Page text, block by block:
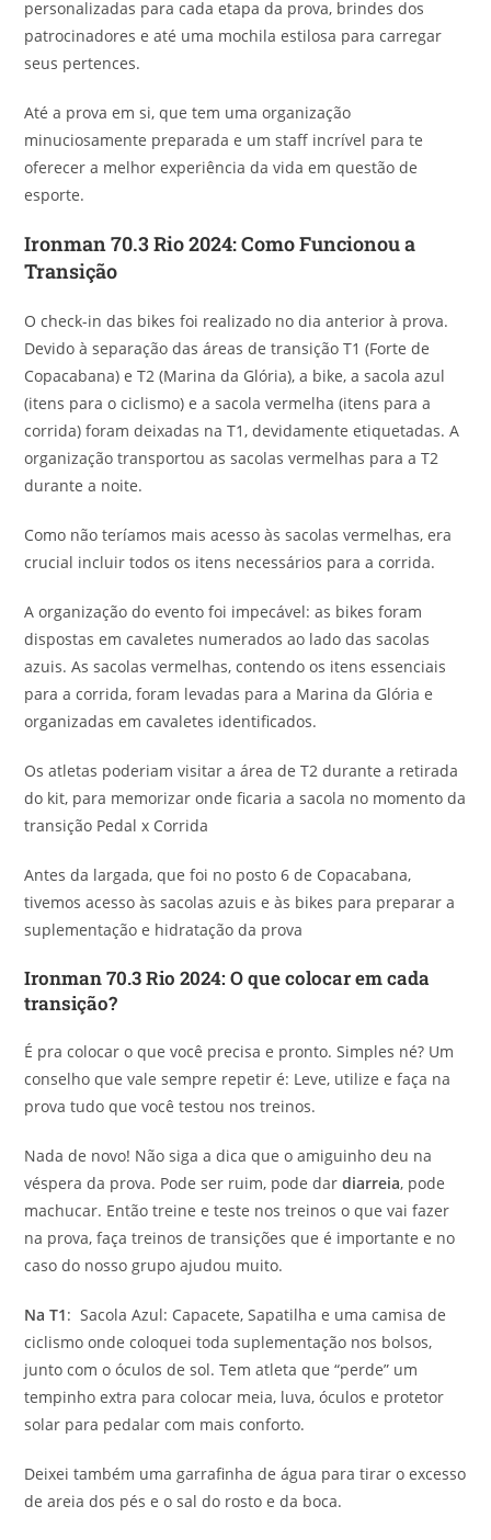
personalizadas para cada etapa da prova, brindes dos
patrocinadores e até uma mochila estilosa para carregar
seus pertences.
Até a prova em si, que tem uma organização
minuciosamente preparada e um staff incrível para te
oferecer a melhor experiência da vida em questão de
esporte.
Ironman 70.3 Rio 2024: Como Funcionou a
Transição
O check-in das bikes foi realizado no dia anterior à prova.
Devido à separação das áreas de transição T1 (Forte de
Copacabana) e T2 (Marina da Glória), a bike, a sacola azul
(itens para o ciclismo) e a sacola vermelha (itens para a
corrida) foram deixadas na T1, devidamente etiquetadas. A
organização transportou as sacolas vermelhas para a T2
durante a noite.
Como não teríamos mais acesso às sacolas vermelhas, era
crucial incluir todos os itens necessários para a corrida.
A organização do evento foi impecável: as bikes foram
dispostas em cavaletes numerados ao lado das sacolas
azuis. As sacolas vermelhas, contendo os itens essenciais
para a corrida, foram levadas para a Marina da Glória e
organizadas em cavaletes identificados.
Os atletas poderiam visitar a área de T2 durante a retirada
do kit, para memorizar onde ficaria a sacola no momento da
transição Pedal x Corrida
Antes da largada, que foi no posto 6 de Copacabana,
tivemos acesso às sacolas azuis e às bikes para preparar a
suplementação e hidratação da prova
Ironman 70.3 Rio 2024: O que colocar em cada
transição?
É pra colocar o que você precisa e pronto. Simples né? Um
conselho que vale sempre repetir é: Leve, utilize e faça na
prova tudo que você testou nos treinos.
Nada de novo! Não siga a dica que o amiguinho deu na
véspera da prova. Pode ser ruim, pode dardiarreia, pode
machucar. Então treine e teste nos treinos o que vai fazer
na prova, faça treinos de transições que é importante e no
caso do nosso grupo ajudou muito.
Na T1: Sacola Azul: Capacete, Sapatilha e uma camisa de
ciclismo onde coloquei toda suplementação nos bolsos,
junto com o óculos de sol. Tem atleta que “perde” um
tempinho extra para colocar meia, luva, óculos e protetor
solar para pedalar com mais conforto.
Deixei também uma garrafinha de água para tirar o excesso
de areia dos pés e o sal do rosto e da boca.